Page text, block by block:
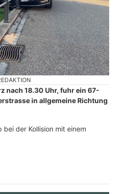
nach 18.30 Uhr, fuhr ein 67-
in allgemeine Richtung
der Kollision mit einem